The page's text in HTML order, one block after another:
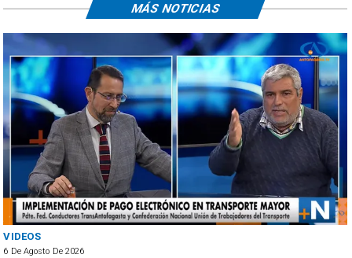
VIDEOS
6 De Agosto De 2026
MÁS NOTICIAS